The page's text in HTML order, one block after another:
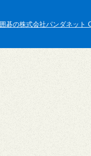
囲碁の株式会社パンダネット